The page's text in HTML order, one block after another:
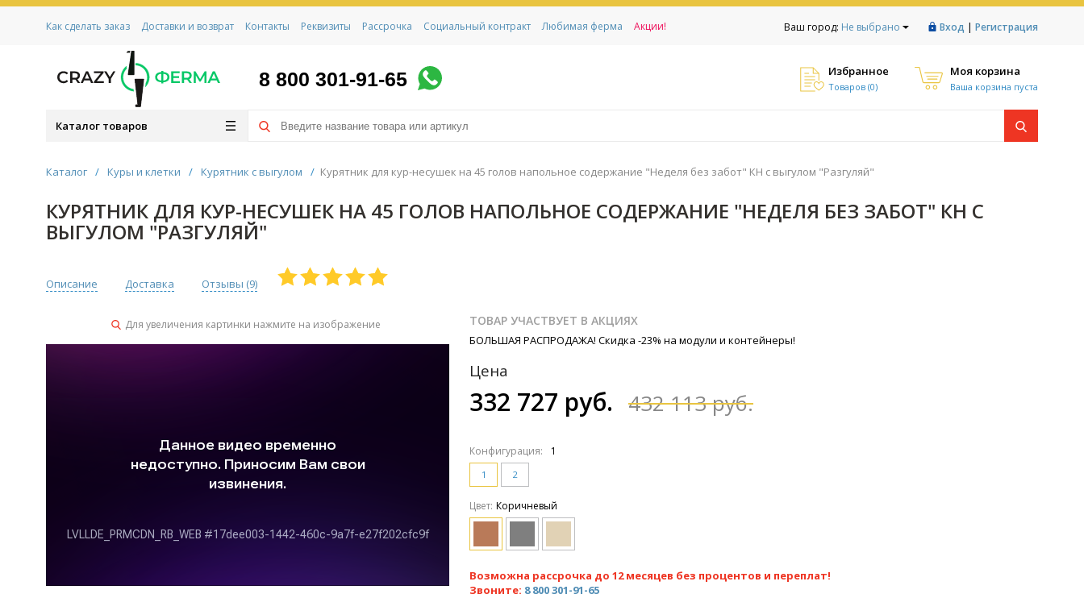
Ваш город: Не выбрано Вход | Регистрация
Как сделать заказ Доставки и возврат Контакты Реквизиты Рассрочка Социальный контракт Любимая ферма Акции!
8 800 301-91-65 Избранное
Товаров (0)
Моя корзина
Ваша корзина пуста
Каталог товаров
Каталог / Куры и клетки / Курятник с выгулом / Курятник для кур-несушек на 45 голов напольное содержание "Неделя без забот" КН с выгулом "Разгуляй"
КУРЯТНИК ДЛЯ КУР-НЕСУШЕК НА 45 ГОЛОВ НАПОЛЬНОЕ СОДЕРЖАНИЕ "НЕДЕЛЯ БЕЗ ЗАБОТ" КН С
ВЫГУЛОМ "РАЗГУЛЯЙ"
Описание Доставка Отзывы (9)
Для увеличения картинки нажмите на изображение ТОВАР УЧАСТВУЕТ В АКЦИЯХ
БОЛЬШАЯ РАСПРОДАЖА! Скидка -23% на модули и контейнеры!
Цена
332 727 руб. 432 113 руб.
Конфигурация: 1
1 2
Цвет: Коричневый
Возможна рассрочка до 12 месяцев без процентов и переплат!
Звоните: 8 800 301-91-65